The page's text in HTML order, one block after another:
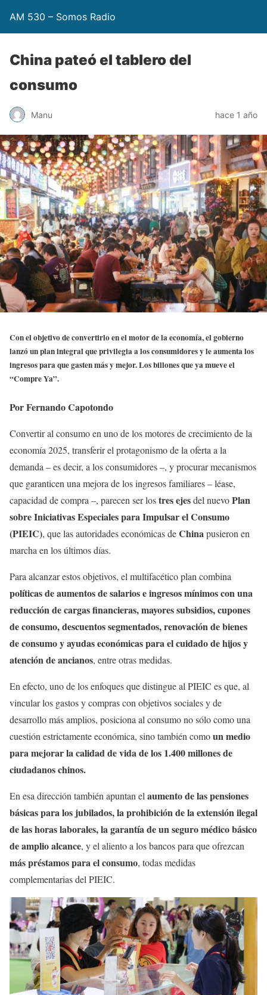
AM 530 – Somos Radio
China pateó el tablero del
consumo
Manu hace 1 año
Con el objetivo de convertirlo en el motor de la economía, el gobierno
lanzó un plan integral que privilegia a los consumidores y le aumenta los
ingresos para que gasten más y mejor. Los billones que ya mueve el
“Compre Ya”.
Por Fernando Capotondo
Convertir al consumo en uno de los motores de crecimiento de la
economía 2025, transferir el protagonismo de la oferta a la
demanda – es decir, a los consumidores –, y procurar mecanismos
que garanticen una mejora de los ingresos familiares – léase,
capacidad de compra –, parecen ser lostres ejesdel nuevoPlan
sobre Iniciativas Especiales para Impulsar el Consumo
(PIEIC), que las autoridades económicas deChinapusieron en
marcha en los últimos días.
Para alcanzar estos objetivos, el multifacético plan combina
políticas de aumentos de salarios e ingresos mínimos con una
reducción de cargas financieras, mayores subsidios, cupones
de consumo, descuentos segmentados, renovación de bienes
de consumo y ayudas económicas para el cuidado de hijos y
atención de ancianos, entre otras medidas.
En efecto, uno de los enfoques que distingue al PIEIC es que, al
vincular los gastos y compras con objetivos sociales y de
desarrollo más amplios, posiciona al consumo no sólo como una
cuestión estrictamente económica, sino también comoun medio
para mejorar la calidad de vida de los 1.400 millones de
ciudadanos chinos.
En esa dirección también apuntan el aumento de las pensiones
básicas para los jubilados, la prohibición de la extensión ilegal
de las horas laborales, la garantía de un seguro médico básico
de amplio alcance, y el aliento a los bancos para que ofrezcan
más préstamos para el consumo, todas medidas
complementarias del PIEIC.